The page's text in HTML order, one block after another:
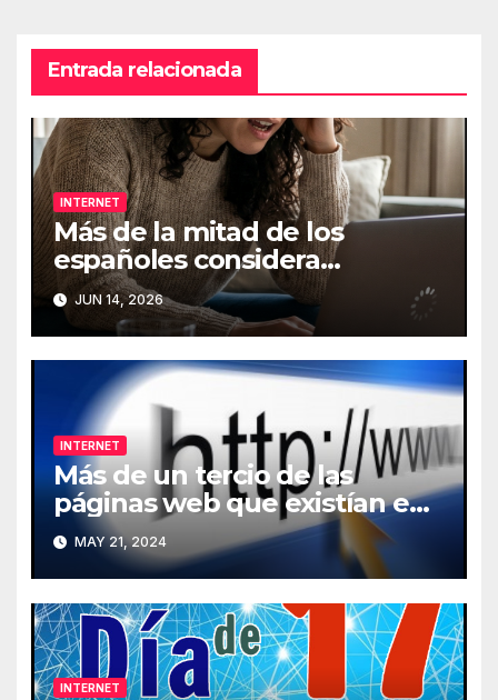
Entrada relacionada
INTERNET
Más de la mitad de los
españoles considera
fundamental la conexión a
Internet
JUN 14, 2026
INTERNET
Más de un tercio de las
páginas web que existían en
2013 han desaparecido de
Internet
MAY 21, 2024
INTERNET